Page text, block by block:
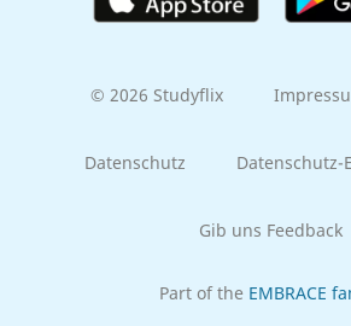
© 2026 Studyflix
Datenschutz
Gib uns Feedback
Part of the EMBRACE